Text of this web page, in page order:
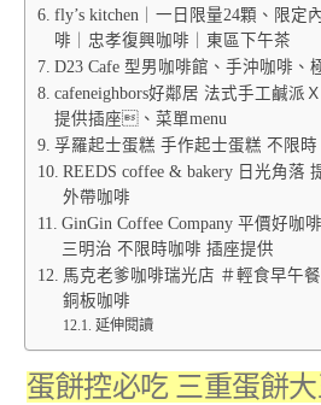
fly’s kitchen｜一日限量24顆、限定
啡｜忠孝復興咖啡｜東區下午茶
D23 Cafe 型男咖啡館、手沖咖啡、
cafeneighbors好鄰居 法式手工鹹派
提供插座、菜單menu
孚羅起士蛋糕 手作起士蛋糕 不限時
REEDS coffee & bakery 日光角落
外帶咖啡
GinGin Coffee Company 平價好咖
三明治 不限時咖啡 插座提供
馬克老爹咖啡瑞光店 ＃輕食早午
銅板咖啡
延伸閱讀
蛋餅控必吃 三重蛋餅